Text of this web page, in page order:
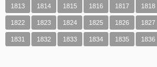
1813 1814 1815 1816 1817 1818
1822 1823 1824 1825 1826 1827
1831 1832 1833 1834 1835 1836